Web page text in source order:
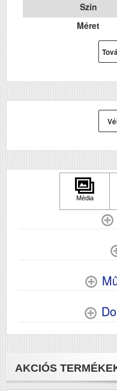
Szín
Méret
Súly (kg)
Papír méret
Technológia
Hálozat
AKCIÓS